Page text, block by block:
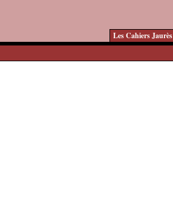
Les Cahiers Jaurès